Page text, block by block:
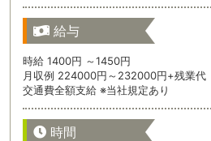
給与
時給 1400円 ～1450円
月収例 224000円～232000円+残業代
交通費全額支給 ※当社規定あり
時間